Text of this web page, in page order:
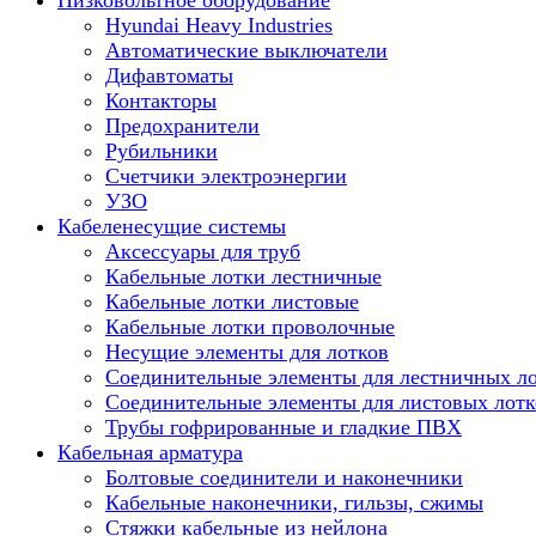
Hyundai Heavy Industries
Автоматические выключатели
Дифавтоматы
Контакторы
Предохранители
Рубильники
Счетчики электроэнергии
УЗО
Кабеленесущие системы
Аксессуары для труб
Кабельные лотки лестничные
Кабельные лотки листовые
Кабельные лотки проволочные
Несущие элементы для лотков
Соединительные элементы для лестничных
Соединительные элементы для листовых
Трубы гофрированные и гладкие ПВХ
Кабельная арматура
Болтовые соединители и наконечники
Кабельные наконечники, гильзы, сжимы
Стяжки кабельные из нейлона